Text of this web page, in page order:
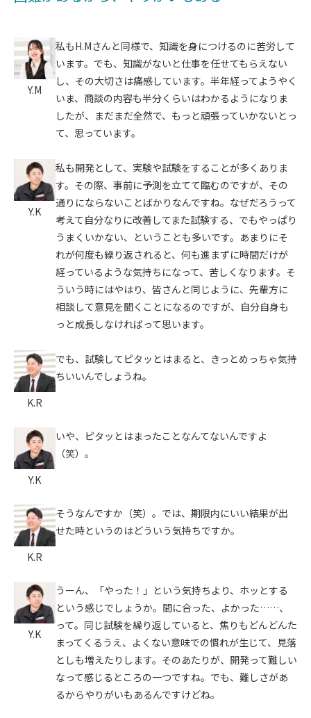
Y.M
私もH.Mさんと同様で、知識を身につけるのに苦労して
います。でも、知識がないと仕事を任せてもらえない
し、その大切さは痛感しています。半年経ってようやく
いま、商談の内容も半分くらいはわかるようになりま
したが、まだまだ全然で、もっと頑張っていかないとっ
て、思っています。
Y.K
私も開発として、実験や試験をすることが多くありま
す。その際、事前に予測を立てて臨むのですが、その
通りにならないことばかりなんですね。なぜだろうって
考えて自分なりに改善してまた試験する、でもやっぱり
うまくいかない、ということも多いです。あまりにそ
れが何度も繰り返されると、何も進まずに時間だけが
経っているような気持ちになって、苦しくなります。そ
ういう時にはやはり、皆さんと同じように、先輩方に
相談して意見を聞くことになるのですが、自分自身も
っと成長しなければって思います。
K.R
でも、試験してピタッとはまると、きっとめっちゃ気持
ちいいんでしょうね。
Y.K
いや、ピタッとはまったことなんてないんですよ
（笑）。
K.R
そうなんですか（笑）。では、期限内にいい結果が出
せた時というのはどういう気持ちですか。
Y.K
うーん、「やった！」という気持ちより、ホッとする
という感じでしょうか。間に合った、よかった……、
って。同じ試験を繰り返していると、焦りもどんどんた
まってくるうえ、よくない意味での慣れが生じて、見落
としも増えたりします。そのあたりが、開発って難しい
なって感じるところの一つですね。でも、難しさがあ
るからやりがいもあるんですけどね。